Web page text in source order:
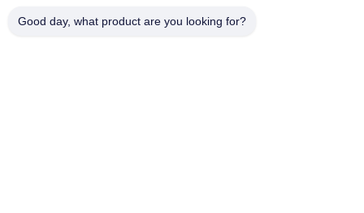
Good day, what product are you looking for?